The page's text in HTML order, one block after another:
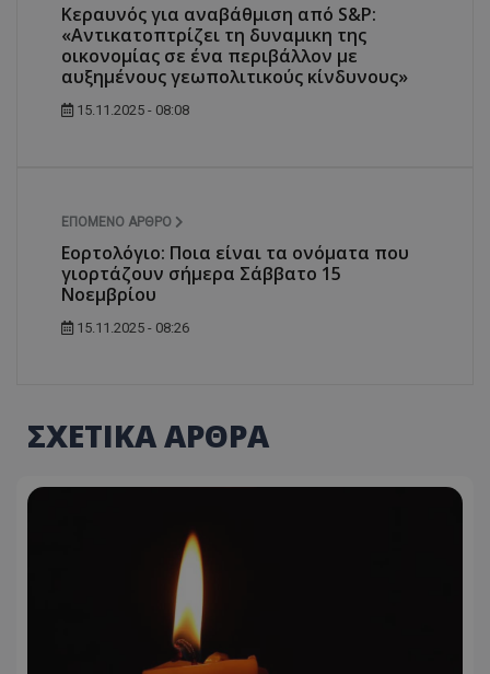
Κεραυνός για αναβάθμιση από S&P:
«Αντικατοπτρίζει τη δυναμικη της
οικονομίας σε ένα περιβάλλον με
αυξημένους γεωπολιτικούς κίνδυνους»
15.11.2025 - 08:08
ΕΠΌΜΕΝΟ ΆΡΘΡΟ
Εορτολόγιο: Ποια είναι τα ονόματα που
γιορτάζουν σήμερα Σάββατο 15
Νοεμβρίου
15.11.2025 - 08:26
ΣΧΕΤΙΚΑ ΑΡΘΡΑ